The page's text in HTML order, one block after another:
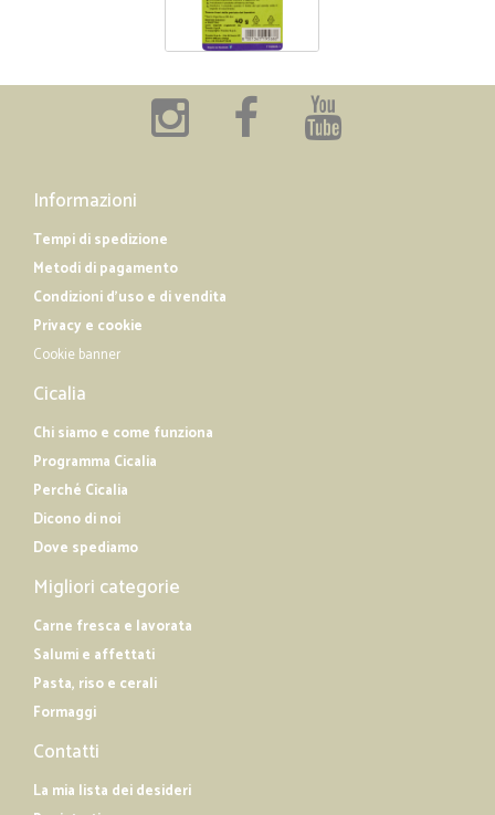
Informazioni
Tempi di spedizione
Metodi di pagamento
Condizioni d'uso e di vendita
Privacy e cookie
Cookie banner
Cicalia
Chi siamo e come funziona
Programma Cicalia
Perché Cicalia
Dicono di noi
Dove spediamo
Migliori categorie
Carne fresca e lavorata
Salumi e affettati
Pasta, riso e cerali
Formaggi
Contatti
La mia lista dei desideri